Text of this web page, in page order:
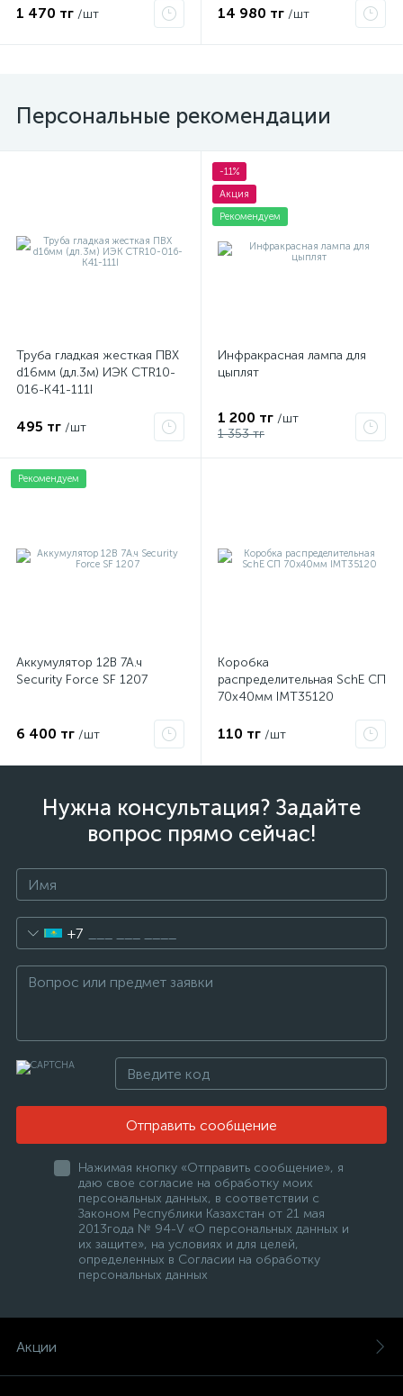
1 470 тг /шт 14 980 тг /шт
Персональные рекомендации
Труба гладкая жесткая ПВХ
d16мм (дл.3м) ИЭК CTR10-
016-K41-111I
495 тг /шт
-11%
Акция
Рекомендуем
Инфракрасная лампа для
цыплят
1 200 тг /шт
1 353 тг
Рекомендуем
Аккумулятор 12В 7А.ч
Security Force SF 1207
6 400 тг /шт
Коробка
распределительная SchE СП
70х40мм IMT35120
110 тг /шт
Нужна консультация? Задайте
вопрос прямо сейчас!
+7
Отправить сообщение
Нажимая кнопку «Отправить сообщение», я
даю свое согласие на обработку моих
персональных данных, в соответствии с
Законом Республики Казахстан от 21 мая
2013года № 94-V «О персональных данных и
их защите», на условиях и для целей,
определенных в Согласии на обработку
персональных данных
Акции